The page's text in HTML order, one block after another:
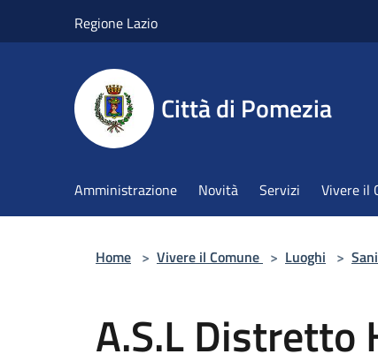
Regione Lazio
Città di Pomezia
Amministrazione Novità Servizi Vivere il
Home > Vivere il Comune > Luoghi >
A.S.L Distretto